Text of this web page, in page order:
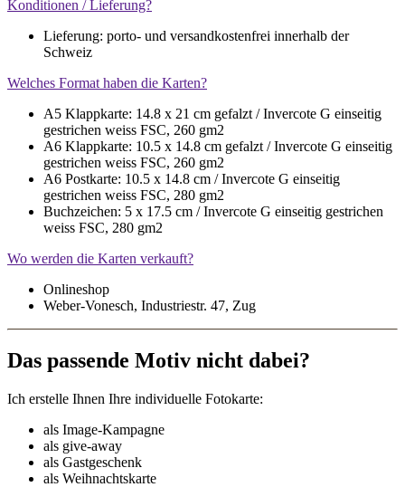
Konditionen / Lieferung?
Lieferung: porto- und versandkostenfrei innerhalb der
Schweiz
Welches Format haben die Karten?
A5 Klappkarte: 14.8 x 21 cm gefalzt / Invercote G einseitig
gestrichen weiss FSC, 260 gm2
A6 Klappkarte: 10.5 x 14.8 cm gefalzt / Invercote G einseitig
gestrichen weiss FSC, 260 gm2
A6 Postkarte: 10.5 x 14.8 cm / Invercote G einseitig
gestrichen weiss FSC, 280 gm2
Buchzeichen: 5 x 17.5 cm / Invercote G einseitig gestrichen
weiss FSC, 280 gm2
Wo werden die Karten verkauft?
Onlineshop
Weber-Vonesch, Industriestr. 47, Zug
Das passende Motiv nicht dabei?
Ich erstelle Ihnen Ihre individuelle Fotokarte:
als Image-Kampagne
als give-away
als Gastgeschenk
als Weihnachtskarte